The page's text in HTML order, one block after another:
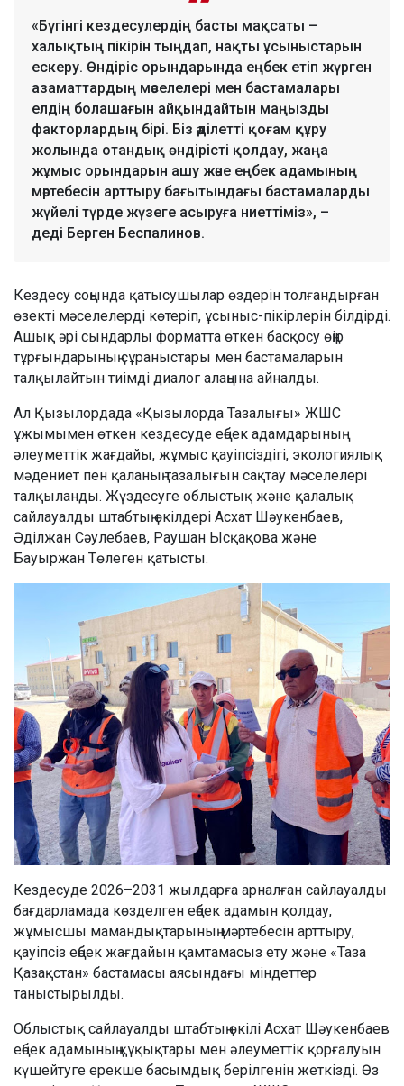
«Бүгінгі кездесулердің басты мақсаты –
халықтың пікірін тыңдап, нақты ұсыныстарын
ескеру. Өндіріс орындарында еңбек етіп жүрген
азаматтардың мәселелері мен бастамалары
елдің болашағын айқындайтын маңызды
факторлардың бірі. Біз әділетті қоғам құру
жолында отандық өндірісті қолдау, жаңа
жұмыс орындарын ашу және еңбек адамының
мәртебесін арттыру бағытындағы бастамаларды
жүйелі түрде жүзеге асыруға ниеттіміз», –
деді Берген Беспалинов.
Кездесу соңында қатысушылар өздерін толғандырған
өзекті мәселелерді көтеріп, ұсыныс-пікірлерін білдірді.
Ашық әрі сындарлы форматта өткен басқосу өңір
тұрғындарының сұраныстары мен бастамаларын
талқылайтын тиімді диалог алаңына айналды.
Ал Қызылордада «Қызылорда Тазалығы» ЖШС
ұжымымен өткен кездесуде еңбек адамдарының
әлеуметтік жағдайы, жұмыс қауіпсіздігі, экологиялық
мәдениет пен қаланың тазалығын сақтау мәселелері
талқыланды. Жүздесуге облыстық және қалалық
сайлауалды штабтың өкілдері Асхат Шәукенбаев,
Әділжан Сәулебаев, Раушан Ысқақова және
Бауыржан Төлеген қатысты.
Кездесуде 2026–2031 жылдарға арналған сайлауалды
бағдарламада көзделген еңбек адамын қолдау,
жұмысшы мамандықтарының мәртебесін арттыру,
қауіпсіз еңбек жағдайын қамтамасыз ету және «Таза
Қазақстан» бастамасы аясындағы міндеттер
таныстырылды.
Облыстық сайлауалды штабтың өкілі Асхат Шәукенбаев
еңбек адамының құқықтары мен әлеуметтік қорғалуын
күшейтуге ерекше басымдық берілгенін жеткізді. Өз